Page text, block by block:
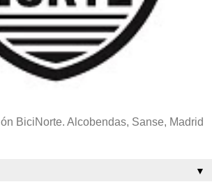
BiciNorte. Alcobendas, Sanse, Madrid
▼